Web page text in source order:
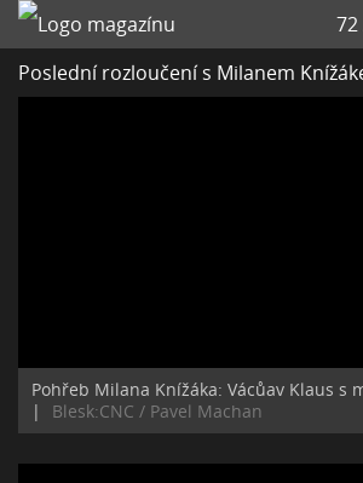
72
Poslední rozloučení s Milanem
Pohřeb Milana Knížáka: Vácůav Klaus s
|
Blesk:CNC / Pavel Machan